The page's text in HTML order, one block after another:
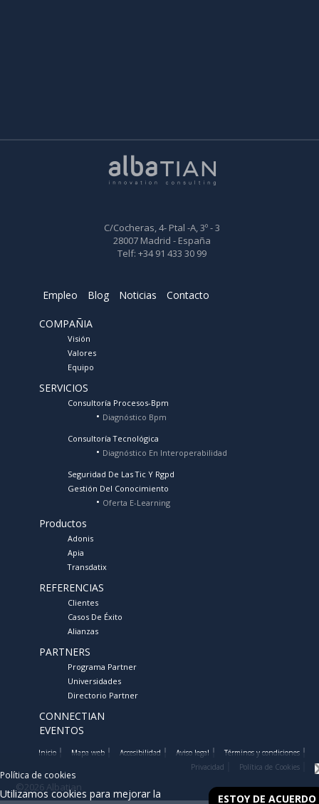
Política de cookies
ESTOY DE ACUERDO
Utilizamos cookies para mejorar la
C/Cocheras, 4- Ptal -A, 3º - 3
28007 Madrid - España
Telf: +34 91 433 30 99
Empleo Blog Noticias Contacto
COMPAÑIA
Visión
Valores
Equipo
SERVICIOS
Consultoría Procesos-Bpm
Diagnóstico Bpm
Consultoría Tecnológica
Diagnóstico En Interoperabilidad
Seguridad De Las Tic Y Rgpd
Gestión Del Conocimiento
Oferta E-Learning
Productos
Adonis
Apia
Transdatix
REFERENCIAS
Clientes
Casos De Éxito
Alianzas
PARTNERS
Programa Partner
Universidades
Directorio Partner
CONNECTIAN
EVENTOS
Inicio Mapa web Accesibilidad Aviso legal
Términos y condiciones
Privacidad
Política de Cookies
©2026 Albatian